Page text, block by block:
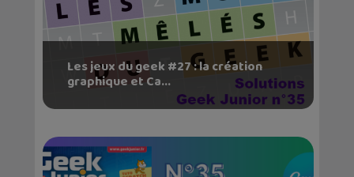
Les jeux du geek #27 : la création
graphique et Ca...